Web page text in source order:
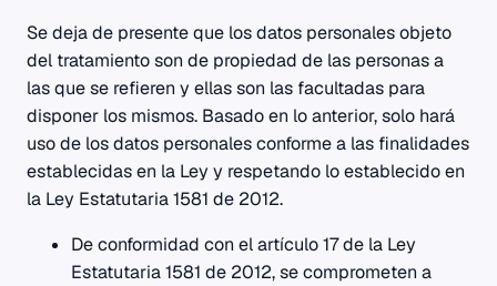
Se deja de presente que los datos personales objeto
del tratamiento son de propiedad de las personas a
las que se refieren y ellas son las facultadas para
disponer los mismos. Basado en lo anterior, solo hará
uso de los datos personales conforme a las finalidades
establecidas en la Ley y respetando lo establecido en
la Ley Estatutaria 1581 de 2012.
De conformidad con el artículo 17 de la Ley
Estatutaria 1581 de 2012, se comprometen a